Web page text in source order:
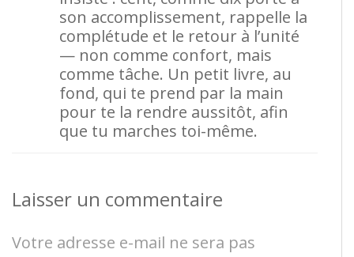
son accomplissement, rappelle la
complétude et le retour à l’unité
— non comme confort, mais
comme tâche. Un petit livre, au
fond, qui te prend par la main
pour te la rendre aussitôt, afin
que tu marches toi-même.
Laisser un commentaire
Votre adresse e-mail ne sera pas